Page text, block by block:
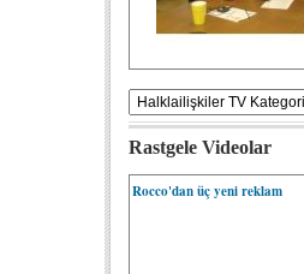
Rastgele Videolar
Rocco'dan üç yeni reklam